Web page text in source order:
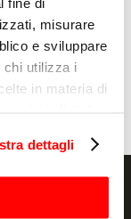
misurare
e sviluppare
chi utilizza i
in materia di
in qualsiasi
o facendo clic
dettagli